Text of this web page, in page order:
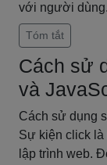
với người dùng.
Tóm tắt
Cách sử
và
Cách sử dụng
Sự kiện click là
lập trình web.